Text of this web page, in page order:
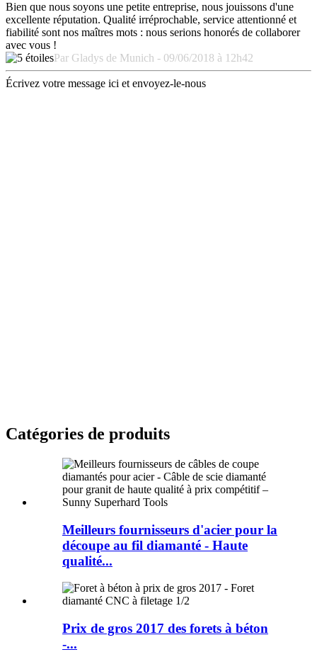
Bien que nous soyons une petite entreprise, nous jouissons d'une
excellente réputation. Qualité irréprochable, service attentionné et
fiabilité sont nos maîtres mots : nous serions honorés de collaborer
avec vous !
Par Gladys de Munich - 09/06/2018 à 12h42
Écrivez votre message ici et envoyez-le-nous
Catégories de produits
Meilleurs fournisseurs d'acier pour la
découpe au fil diamanté - Haute
qualité...
Prix ​​de gros 2017 des forets à béton
-...